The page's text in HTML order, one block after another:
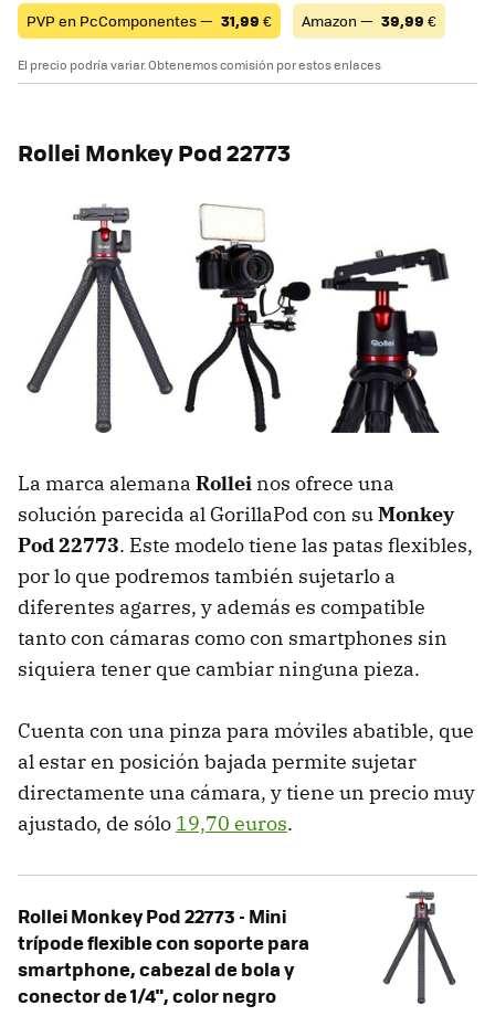
PVP en PcComponentes — 31,99 € Amazon — 39,99 €
El precio podría variar. Obtenemos comisión por estos enlaces
Rollei Monkey Pod 22773
La marca alemana Rollei nos ofrece una
solución parecida al GorillaPod con suMonkey
Pod 22773. Este modelo tiene las patas flexibles,
por lo que podremos también sujetarlo a
diferentes agarres, y además es compatible
tanto con cámaras como con smartphones sin
siquiera tener que cambiar ninguna pieza.
Cuenta con una pinza para móviles abatible, que
al estar en posición bajada permite sujetar
directamente una cámara, y tiene un precio muy
ajustado, de sólo 19,70 euros.
Rollei Monkey Pod 22773 - Mini
trípode flexible con soporte para
smartphone, cabezal de bola y
conector de 1/4", color negro